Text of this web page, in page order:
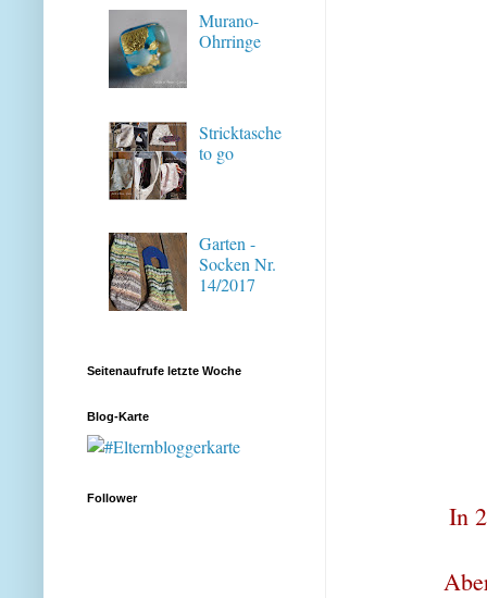
In
Murano-
Ohrringe
Stricktasche
to go
Garten -
Socken Nr.
14/2017
Seitenaufrufe letzte Woche
Blog-Karte
Follower